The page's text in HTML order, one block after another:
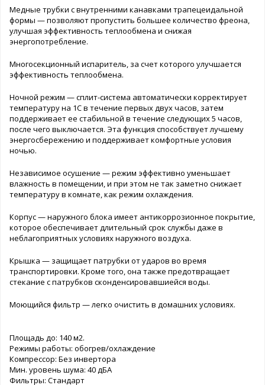
Медные трубки с внутренними канавками трапецеидальной
формы — позволяют пропустить большее количество фреона,
улучшая эффективность теплообмена и снижая
энергопотребление.
Многосекционный испаритель, за счет которого улучшается
эффективность теплообмена.
Ночной режим — сплит-система автоматически корректирует
температуру на 1С в течение первых двух часов, затем
поддерживает ее стабильной в течение следующих 5 часов,
после чего выключается. Эта функция способствует лучшему
энергосбережению и поддерживает комфортные условия
ночью.
Независимое осушение — режим эффективно уменьшает
влажность в помещении, и при этом не так заметно снижает
температуру в комнате, как режим охлаждения.
Корпус — наружного блока имеет антикоррозионное покрытие,
которое обеспечивает длительный срок службы даже в
неблагоприятных условиях наружного воздуха.
Крышка — защищает патрубки от ударов во время
транспортировки. Кроме того, она также предотвращает
стекание с патрубков сконденсировавшиейся воды.
Моющийся фильтр — легко очистить в домашних условиях.
Площадь до: 140 м2.
Режимы работы: обогрев/охлаждение
Компрессор: Без инвертора
Мин. уровень шума: 40 дБА
Фильтры: Cтандарт